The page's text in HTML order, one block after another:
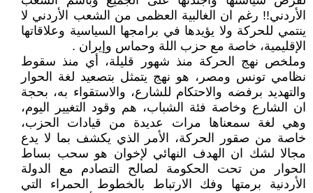
الأردني!! رغم ان الغالبية العظمى من الشعب الأردني لا
ينتمي للحركة ولا يؤيدها في برامجها السياسية وعلاقاتها
الإقليمية، خاصة مع حزب اللة وحماس وإيران .
وملخص نهج الحركة منذ شهور قليلة، أي منذ سقوط
نظامي تونس ومصر، هو نهج يتمثل بتصعيد لغة الحوار
والتهديد برفضه والاحتكام للشارع، والاستقواء به، بحجة
ان الشارع وخاصة فئة الشباب، هم وقود التغيير اليوم،
وهي لغة سمعناها مرات عديدة من قيادات الحزب،
خاصة من صقور الحركة، الأمر الذي يكشف بما لا يدع
مجالا لشك ان الهدف النهائي لإخوان هو سحب بساط
الحوار من تحت الحكومة لصالح التصادم مع الدولة
الأردنية برمتها وفك الارتباط بالخطوط الحمراء التي